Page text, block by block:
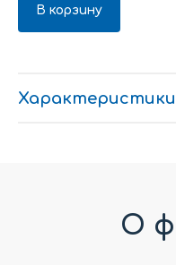
В корзину
Характеристики
О